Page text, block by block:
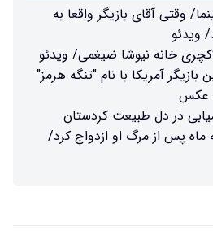
وقتی آقای بازیگر واقعا به
ویدئو
خانه نیوشا ضیغمی/ ویدئو
آمریکا با نام "تنگه هرمز"
عکس
در دل طبیعت کردستان
پس از مرگ او ازدواج کرد/